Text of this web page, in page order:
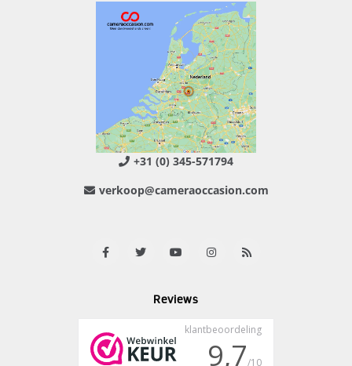
+31 (0) 345-571794
verkoop@cameraoccasion.com
Reviews